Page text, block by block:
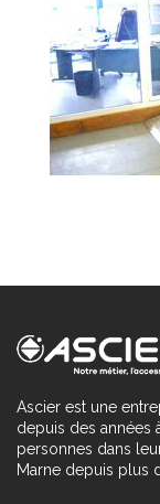
Ascier est une
depuis des années
personnes dans
Marne depuis plus